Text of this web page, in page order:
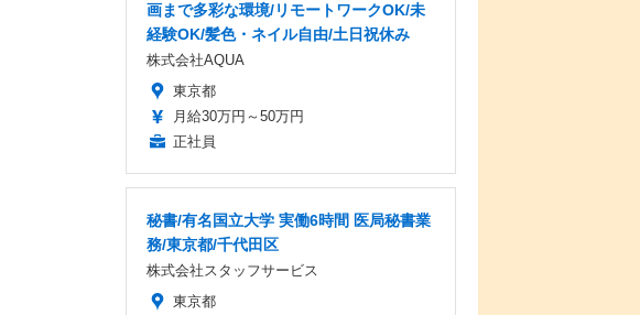
画まで多彩な環境/リモートワークOK/未
経験OK/髪色・ネイル自由/土日祝休み
株式会社AQUA
東京都
月給30万円～50万円
正社員
秘書/有名国立大学 実働6時間 医局秘書業
務/東京都/千代田区
株式会社スタッフサービス
東京都